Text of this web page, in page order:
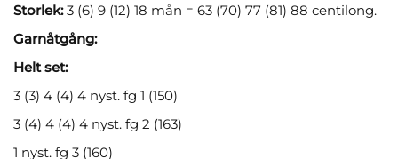
Storlek:3 (6) 9 (12) 18 mån = 63 (70) 77 (81) 88 centilong.
Garnåtgång:
Helt set:
3 (3) 4 (4) 4 nyst. fg 1 (150)
3 (4) 4 (4) 4 nyst. fg 2 (163)
1 nyst. fg 3 (160)